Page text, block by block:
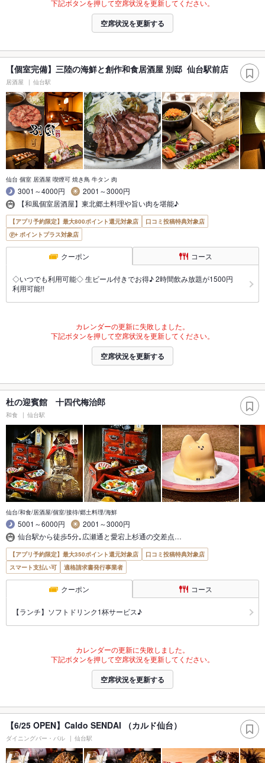
下記ボタンを押して空席状況を更新してください。
空席状況を更新する
【個室完備】三陸の海鮮と創作和食居酒屋 別邸 仙台駅前店
居酒屋 仙台駅
仙台 個室 居酒屋 喫煙可 焼き鳥 牛タン 肉
3001～4000円
2001～3000円
【和風個室居酒屋】東北郷土料理や旨い肉を堪能♪
【アプリ予約限定】最大800ポイント還元対象店
口コミ投稿特典対象店
ポイントプラス対象店
クーポン コース
◇いつでも利用可能◇ 生ビール付きでお得♪ 2時間飲み放題が1500円
利用可能!!
カレンダーの更新に失敗しました。
下記ボタンを押して空席状況を更新してください。
空席状況を更新する
杜の迎賓館 十四代梅治郎
和食 仙台駅
仙台/和食/居酒屋/個室/接待/郷土料理/海鮮
5001～6000円
2001～3000円
仙台駅から徒歩5分｡広瀬通と愛宕上杉通の交差点…
【アプリ予約限定】最大350ポイント還元対象店
口コミ投稿特典対象店
スマート支払い可
適格請求書発行事業者
クーポン コース
【ランチ】ソフトドリンク1杯サービス♪
カレンダーの更新に失敗しました。
下記ボタンを押して空席状況を更新してください。
空席状況を更新する
【6/25 OPEN】Caldo SENDAI （カルド仙台）
ダイニングバー・バル 仙台駅